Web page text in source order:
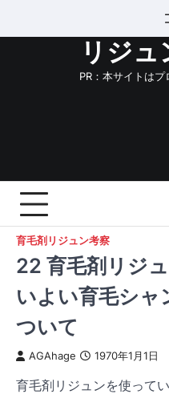
リジ
PR：本サイトは
育毛剤リジュン考察
22 育毛剤リジ
いよい育毛シャ
ついて
AGAhage 1970年1月1日
育毛剤リジュンを使って